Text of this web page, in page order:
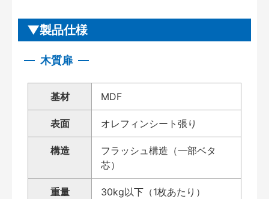
製品仕様
木質扉
基材 MDF
表面 オレフィンシート張り
構造
フラッシュ構造（一部ベタ
芯）
重量
30kg以下（1枚あたり）